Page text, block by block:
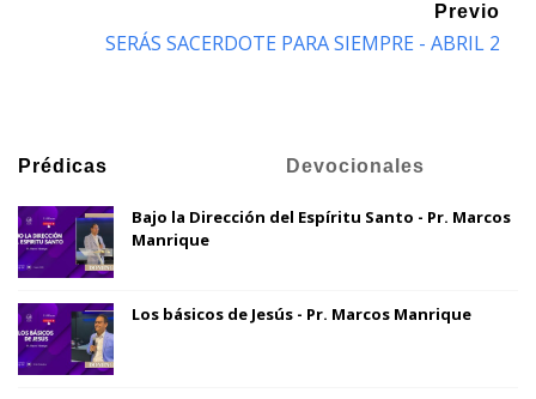
Previo
SERÁS SACERDOTE PARA SIEMPRE - ABRIL 2
Prédicas Devocionales
Bajo la Dirección del Espíritu Santo - Pr. Marcos
Manrique
Los básicos de Jesús - Pr. Marcos Manrique